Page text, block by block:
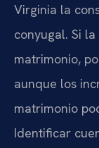
Virginia la
conyugal. Si
matrimonio,
aunque los
matrimonio
Identificar